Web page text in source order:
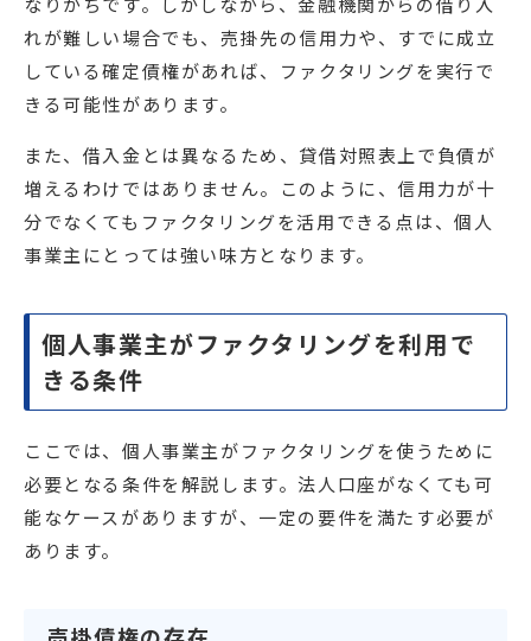
れが難しい場合でも、売掛先の信用力や、すでに成立
している確定債権があれば、ファクタリングを実行で
きる可能性があります。
また、借入金とは異なるため、貸借対照表上で負債が
増えるわけではありません。このように、信用力が十
分でなくてもファクタリングを活用できる点は、個人
事業主にとっては強い味方となります。
個人事業主がファクタリングを利用で
きる条件
ここでは、個人事業主がファクタリングを使うために
必要となる条件を解説します。法人口座がなくても可
能なケースがありますが、一定の要件を満たす必要が
あります。